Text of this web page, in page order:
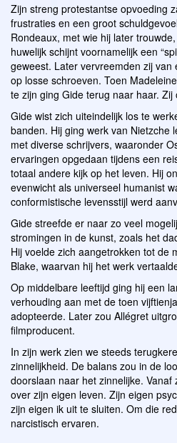
Zijn streng protestantse opvoeding
frustraties en een groot
Rondeaux, met wie hij later
huwelijk schijnt voornamelijk een
geweest. Later vervreemden zij
op losse schroeven. Toen
te zijn ging Gide terug naar haar. Zij
Gide wist zich uiteindelijk los te
banden. Hij ging werk van Nietzche
met diverse schrijvers, waaronder
ervaringen opgedaan tijdens een
totaal andere kijk op het leven. Hij
evenwicht als universeel humanist
conformistische levensstijl werd
Gide streefde er naar zo veel
stromingen in de kunst, zoals het
Hij voelde zich aangetrokken tot de
Blake, waarvan hij het werk
Op middelbare leeftijd ging hij een
verhouding aan met de toen
adopteerde. Later zou Allégret
filmproducent.
In zijn werk zien we steeds
zinnelijkheid. De balans zou in de
doorslaan naar het zinnelijke.
over zijn eigen leven. Zijn eigen
zijn eigen ik uit te sluiten. Om die
narcistisch ervaren.